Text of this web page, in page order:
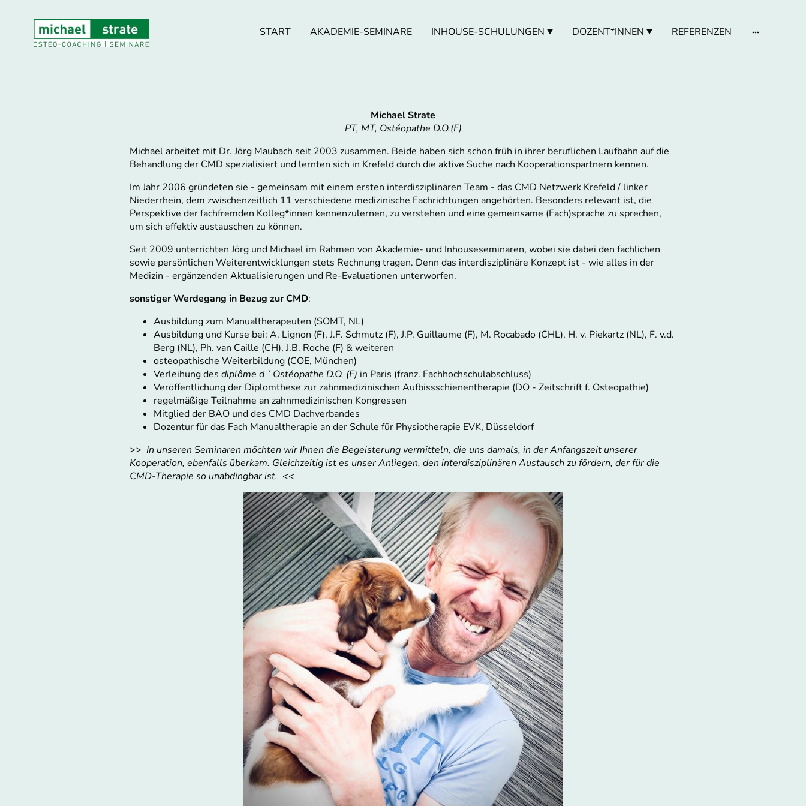
START AKADEMIE-SEMINARE INHOUSE-SCHULUNGEN DOZENT*INNEN REFERENZEN
Michael Strate
PT, MT, Ostéopathe D.O.(F)
Michael arbeitet mit Dr. Jörg Maubach seit 2003 zusammen. Beide haben sich schon früh in ihrer beruflichen Laufbahn auf die
Behandlung der CMD spezialisiert und lernten sich in Krefeld durch die aktive Suche nach Kooperationspartnern kennen.
Im Jahr 2006 gründeten sie - gemeinsam mit einem ersten interdisziplinären Team - das CMD Netzwerk Krefeld / linker
Niederrhein, dem zwischenzeitlich 11 verschiedene medizinische Fachrichtungen angehörten. Besonders relevant ist, die
Perspektive der fachfremden Kolleg*innen kennenzulernen, zu verstehen und eine gemeinsame (Fach)sprache zu sprechen,
um sich effektiv austauschen zu können.
Seit 2009 unterrichten Jörg und Michael im Rahmen von Akademie- und Inhouseseminaren, wobei sie dabei den fachlichen
sowie persönlichen Weiterentwicklungen stets Rechnung tragen. Denn das interdisziplinäre Konzept ist - wie alles in der
Medizin - ergänzenden Aktualisierungen und Re-Evaluationen unterworfen.
sonstiger Werdegang in Bezug zur CMD:
Ausbildung zum Manualtherapeuten (SOMT, NL)
Ausbildung und Kurse bei: A. Lignon (F), J.F. Schmutz (F), J.P. Guillaume (F), M. Rocabado (CHL), H. v. Piekartz (NL), F. v.d.
Berg (NL), Ph. van Caille (CH), J.B. Roche (F) & weiteren
osteopathische Weiterbildung (COE, München)
Verleihung des diplôme d ` Ostéopathe D.O. (F) in Paris (franz. Fachhochschulabschluss)
Veröffentlichung der Diplomthese zur zahnmedizinischen Aufbissschienentherapie (DO - Zeitschrift f. Osteopathie)
regelmäßige Teilnahme an zahnmedizinischen Kongressen
Mitglied der BAO und des CMD Dachverbandes
Dozentur für das Fach Manualtherapie an der Schule für Physiotherapie EVK, Düsseldorf
>> In unseren Seminaren möchten wir Ihnen die Begeisterung vermitteln, die uns damals, in der Anfangszeit unserer
Kooperation, ebenfalls überkam. Gleichzeitig ist es unser Anliegen, den interdisziplinären Austausch zu fördern, der für die
CMD-Therapie so unabdingbar ist. <<